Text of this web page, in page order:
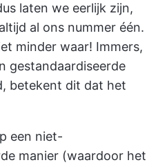
laten we eerlijk zijn,
al ons nummer één.
minder waar! Immers,
gestandaardiseerde
betekent dit dat het
een niet-
manier (waardoor het